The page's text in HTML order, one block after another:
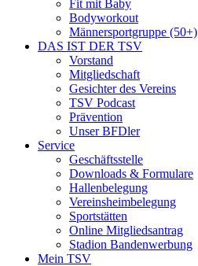
Fit mit Baby
Bodyworkout
Männersportgruppe (50+)
DAS IST DER TSV
Vorstand
Mitgliedschaft
Gesichter des Vereins
TSV Podcast
Prävention
Unser BFDler
Service
Geschäftsstelle
Downloads & Formulare
Hallenbelegung
Vereinsheimbelegung
Sportstätten
Online Mitgliedsantrag
Stadion Bandenwerbung
Mein TSV